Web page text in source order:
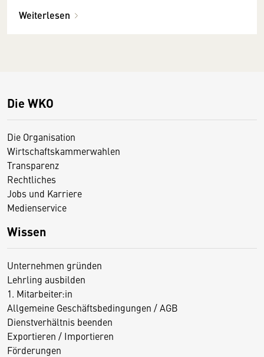
Weiterlesen
Die WKO
Die Organisation
Wirtschaftskammerwahlen
Transparenz
Rechtliches
Jobs und Karriere
Medienservice
Wissen
Unternehmen gründen
Lehrling ausbilden
1. Mitarbeiter:in
Allgemeine Geschäftsbedingungen / AGB
Dienstverhältnis beenden
Exportieren / Importieren
Förderungen